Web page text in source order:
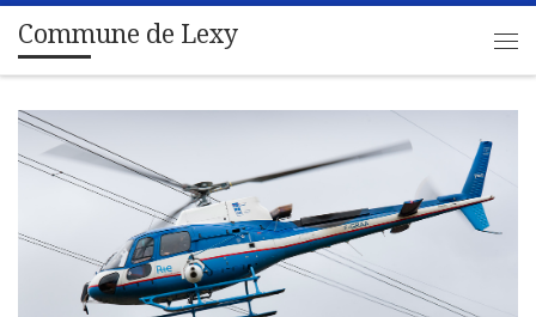
Passer au contenu
Commune de Lexy